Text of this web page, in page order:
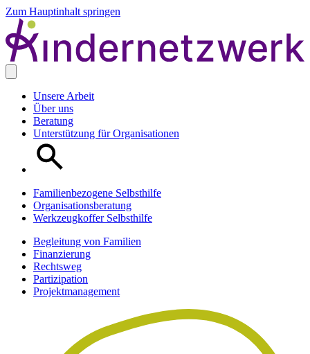
Zum Hauptinhalt springen
Unsere Arbeit
Über uns
Beratung
Unterstützung für Organisationen
Familienbezogene Selbsthilfe
Organisationsberatung
Werkzeugkoffer Selbsthilfe
Begleitung von Familien
Finanzierung
Rechtsweg
Partizipation
Projektmanagement